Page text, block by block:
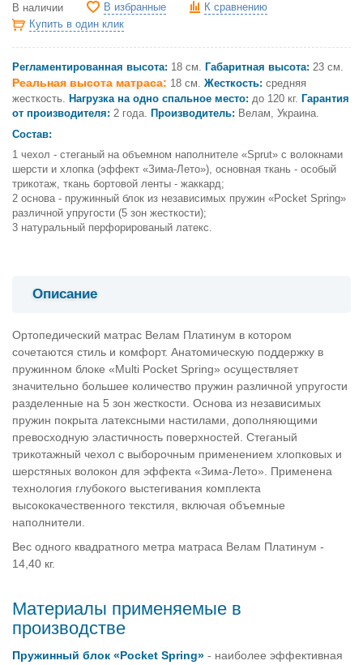
В наличии В избранные
К сравнению
Купить в один клик
Регламентированная высота: 18 см. Габаритная высота: 23 см.
Реальная высота матраса: 18 см. Жесткость: средняя
жесткость. Нагрузка на одно спальное место: до 120 кг. Гарантия
от производителя: 2 года. Производитель: Велам, Украина.
Состав:
чехол - стеганый на объемном наполнителе «Sprut» с волокнами
шерсти и хлопка (эффект «Зима-Лето»), основная ткань - особый
трикотаж, ткань бортовой ленты - жаккард;
основа - пружинный блок из независимых пружин «Pocket Spring»
различной упругости (5 зон жесткости);
натуральный перфорированый латекс.
Описание
Ортопедический матрас Велам Платинум в котором
сочетаются стиль и комфорт. Анатомическую поддержку в
пружинном блоке «Multi Pocket Spring» осуществляет
значительно большее количество пружин различной упругости
разделенные на 5 зон жесткости. Основа из независимых
пружин покрыта латексными настилами, дополняющими
превосходную эластичность поверхностей. Стеганый
трикотажный чехол с выборочным применением хлопковых и
шерстяных волокон для эффекта «Зима-Лето». Применена
технология глубокого выстегивания комплекта
высококачественного текстиля, включая объемные
наполнители.
Вес одного квадратного метра матраса Велам Платинум -
14,40 кг.
Материалы применяемые в
производстве
Пружинный блок «Pocket Spring» - наиболее эффективная